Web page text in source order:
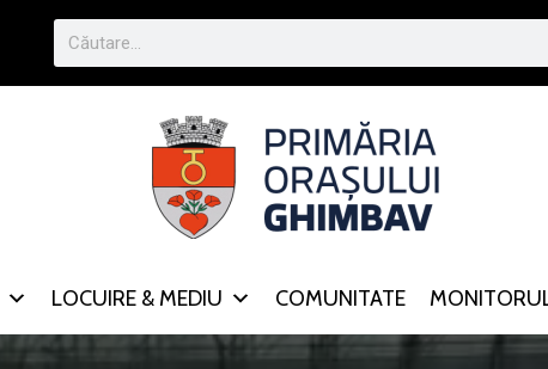
LOCUIRE & MEDIU COMUNITATE